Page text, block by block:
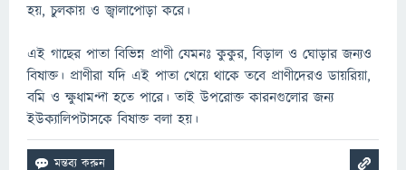
হয়, চুলকায় ও জ্বালাপোড়া করে।
এই গাছের পাতা বিভিন্ন প্রাণী যেমনঃ কুকুর, বিড়াল ও ঘোড়ার জন্যও
বিষাক্ত। প্রাণীরা যদি এই পাতা খেয়ে থাকে তবে প্রাণীদেরও ডায়রিয়া,
বমি ও ক্ষুধামন্দা হতে পারে। তাই উপরোক্ত কারনগুলোর জন্য
ইউক্যালিপটাসকে বিষাক্ত বলা হয়।